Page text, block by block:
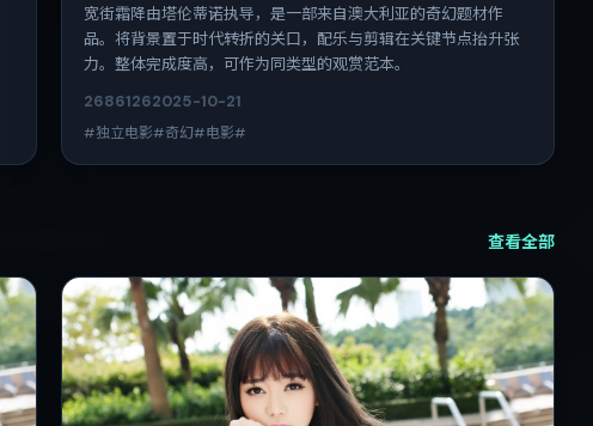
宽街霜降由塔伦蒂诺执导，是一部来自澳大利亚的奇幻题材作
品。将背景置于时代转折的关口，配乐与剪辑在关键节点抬升张
力。整体完成度高，可作为同类型的观赏范本。
26861262025-10-21
#独立电影#奇幻#电影#
查看全部